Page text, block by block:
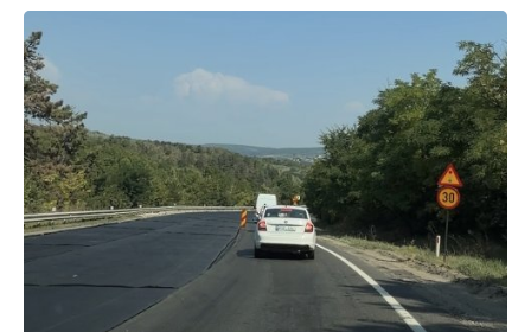
Străinătate